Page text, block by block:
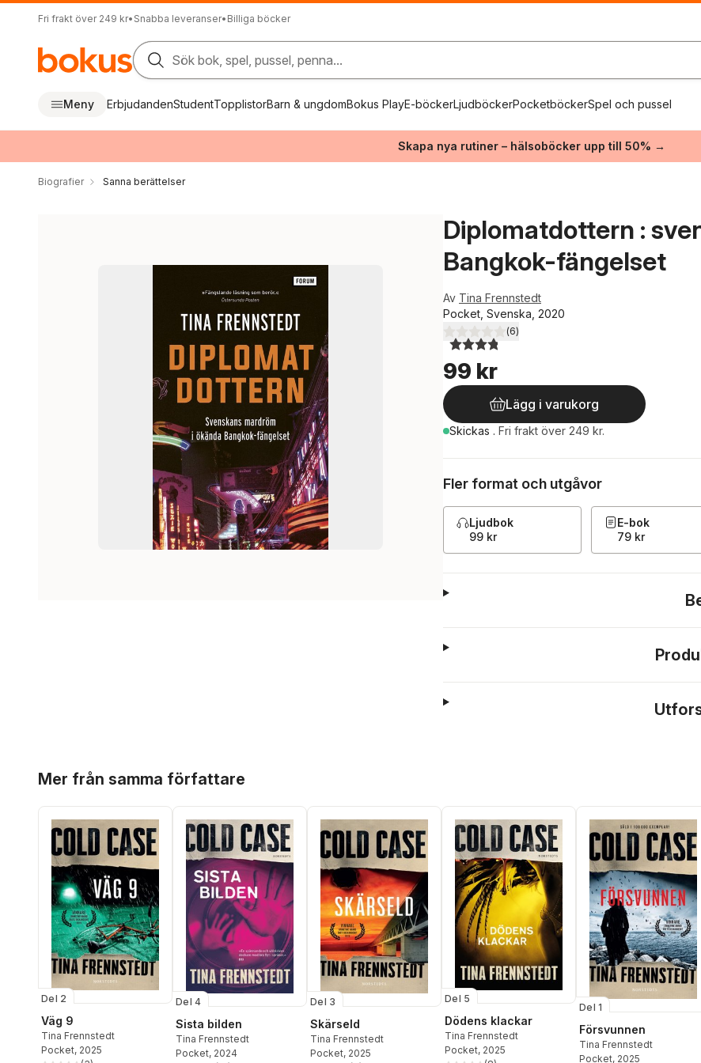
Fri frakt över 249 kr• Snabba leveranser• Billiga böcker
Sök bok, spel, pussel, penna...
Meny ErbjudandenStudentTopplistorBarn & ungdomBokus PlayE-böckerLjudböckerPocketböckerSpel och pussel
Skapa nya rutiner – hälsoböcker upp till 50% →
Biografier Sanna berättelser
Diplomatdottern :
Bangkok-fängelset
Av Tina Frennstedt
Pocket, Svenska, 2020
3,8utav 5 stjärnor. Totalt antal röster:
(6)
99 kr
Lägg i varukorg
Skickas . Fri frakt över 249 kr.
Fler format och utgåvor
Ljudbok
99 kr
E-bok
79 kr
Mer från samma författare
Del 2
Väg 9
Tina Frennstedt
Pocket, 2025
Del 4
Sista bilden
Tina Frennstedt
Pocket, 2024
Del 3
Skärseld
Tina Frennstedt
Pocket, 2025
Del 5
Dödens klackar
Tina Frennstedt
Pocket, 2025
Del 1
Försvunnen
Tina Frennstedt
Pocket, 2025